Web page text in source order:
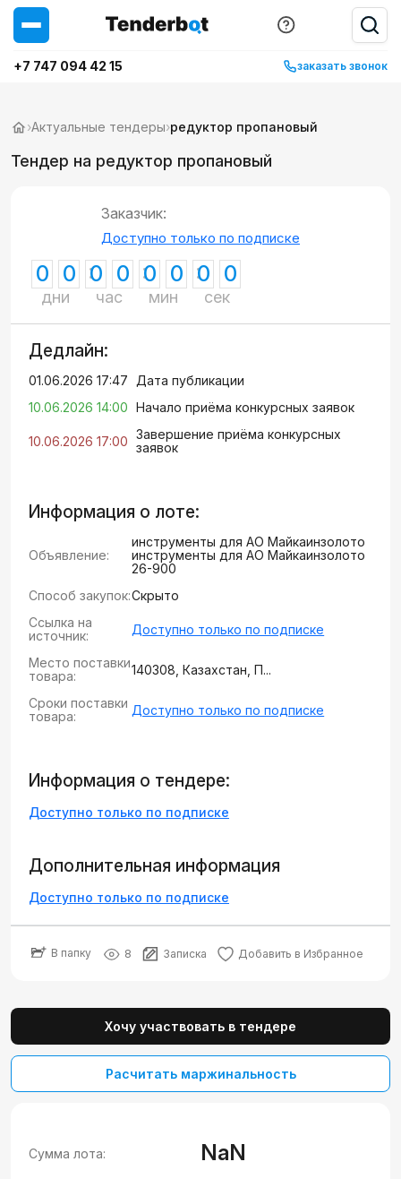
+7 747 094 42 15 заказать звонок
›Актуальные тендеры›редуктор пропановый
Тендер на редуктор пропановый
Заказчик:
Доступно только по подписке
0 0
дни
0 0
час
0 0
мин
0 0
сек
Дедлайн:
01.06.2026 17:47
Дата публикации
10.06.2026 14:00 Начало приёма конкурсных заявок
10.06.2026 17:00 Завершение приёма конкурсных
заявок
Информация о лоте:
Объявление:
инструменты для АО Майкаинзолото
инструменты для АО Майкаинзолото
26-900
Способ закупок:Скрыто
Ссылка на
источник:
Доступно только по подписке
Место поставки
товара:
140308, Казахстан, П...
Сроки поставки
товара:
Доступно только по подписке
Информация о тендере:
Доступно только по подписке
Дополнительная информация
Доступно только по подписке
В папку 8 Записка Добавить в Избранное
Хочу участвовать в тендере
Расчитать маржинальность
Сумма лота: NaN